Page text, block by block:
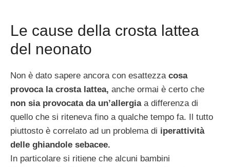
Le cause della crosta lattea
del neonato
Non è dato sapere ancora con esattezzacosa
provoca la crosta lattea, anche ormai è certo che
non sia provocata da un’allergiaa differenza di
quello che si riteneva fino a qualche tempo fa. Il tutto
piuttosto è correlato ad un problema di iperattività
delle ghiandole sebacee.
In particolare si ritiene che alcuni bambini